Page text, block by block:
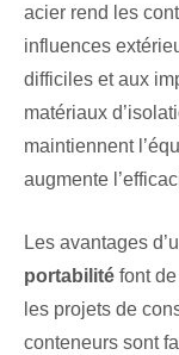
acier rend les
influences
difficiles et aux
matériaux
maintiennent
augmente
Les avantages
portabilité font
les projets de
conteneurs sont